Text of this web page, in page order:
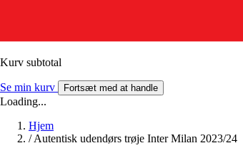
Kurv subtotal
Se min kurv Fortsæt med at handle
Loading...
Hjem
/ Autentisk udendørs trøje Inter Milan 2023/24